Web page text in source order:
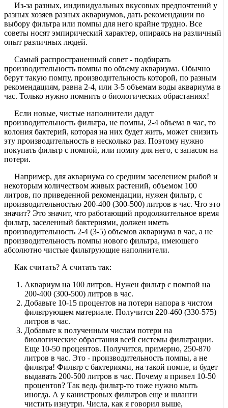
Из-за разных, индивидуальных вкусовых предпочтений у
разных хозяев разных аквариумов, дать рекомендации по
выбору фильтра или помпы для него крайне трудно. Все
советы носят эмпирический характер, опираясь на различный
опыт различных людей.
Самый распространенный совет - подбирать
производительность помпы по объему аквариума. Обычно
берут такую помпу, производительность которой, по разным
рекомендациям, равна 2-4, или 3-5 объемам воды аквариума в
час. Только нужно помнить о биологических обрастаниях!
Если новые, чистые наполнители дадут
производительность фильтра, не помпы, 2-4 объема в час, то
колония бактерий, которая на них будет жить, может снизить
эту производительность в несколько раз. Поэтому нужно
покупать фильтр с помпой, или помпу для него, с запасом на
потери.
Например, для аквариума со средним заселением рыбой и
некоторым количеством живых растений, объемом 100
литров, по приведенной рекомендации, нужен фильтр, с
производительностью 200-400 (300-500) литров в час. Что это
значит? Это значит, что работающий продолжительное время
фильтр, заселенный бактериями, должен иметь
производительность 2-4 (3-5) объемов аквариума в час, а не
производительность помпы нового фильтра, имеющего
абсолютно чистые фильтрующие наполнители.
Как считать? А считать так:
Аквариум на 100 литров. Нужен фильтр с помпой на
200-400 (300-500) литров в час.
Добавьте 10-15 процентов на потери напора в чистом
фильтрующем материале. Получится 220-460 (330-575)
литров в час.
Добавьте к полученным числам потери на
биологические обрастания всей системы фильтрации.
Еще 10-50 процентов. Получится, примерно, 250-870
литров в час. Это - производительность помпы, а не
фильтра! Фильтр с бактериями, на такой помпе, и будет
выдавать 200-500 литров в час. Почему я привел 10-50
процентов? Так ведь фильтр-то тоже нужно мыть
иногда. А у канистровых фильтров еще и шланги
чистить изнутри. Числа, как я говорил выше,